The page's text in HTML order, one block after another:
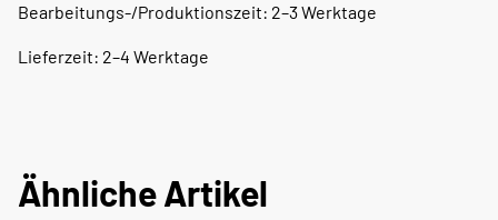
Bearbeitungs-/Produktionszeit: 2–3 Werktage
Lieferzeit: 2–4 Werktage
Ähnliche Artikel